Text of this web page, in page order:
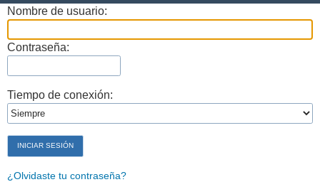
Nombre de usuario:
Contraseña:
Tiempo de conexión:
¿Olvidaste tu contraseña?